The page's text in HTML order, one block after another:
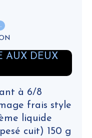
à 6/8
frais style
liquide
cuit) 150 g